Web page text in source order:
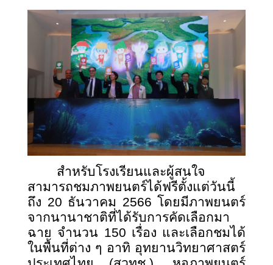
สำหรับโรงเรียนและผู้สนใจ
สามารถชมภาพยนตร์ได้ฟรีตั้งแต่วันนี้
ถึง 20 ธันวาคม 2566 โดยมีภาพยนตร์
จากนานาชาติที่ได้รับการคัดเลือกมา
ฉาย จำนวน 150 เรื่อง และเลือกชมได้
ในพื้นที่ต่าง ๆ อาทิ อุทยานวิทยาศาสตร์